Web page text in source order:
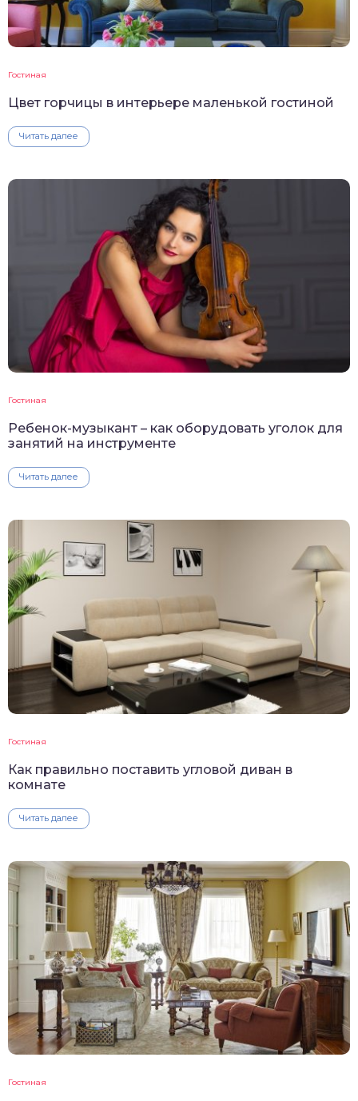
Гостиная
Цвет горчицы в интерьере маленькой гостиной
Читать далее
Гостиная
Ребенок-музыкант – как оборудовать уголок для
занятий на инструменте
Читать далее
Гостиная
Как правильно поставить угловой диван в
комнате
Читать далее
Гостиная